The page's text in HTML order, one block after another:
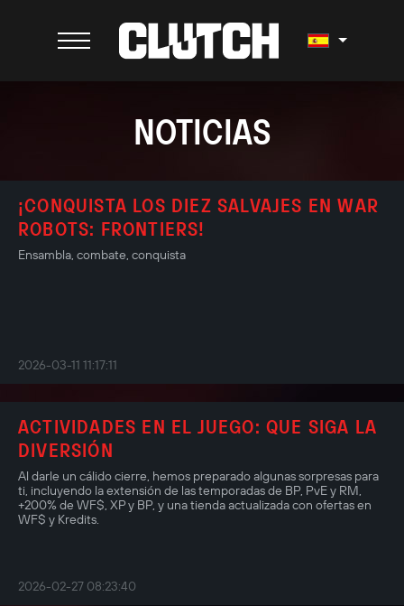
NOTICIAS
¡CONQUISTA LOS DIEZ SALVAJES EN WAR
ROBOTS: FRONTIERS!
Ensambla, combate, conquista
2026-03-11 11:17:11
ACTIVIDADES EN EL JUEGO: QUE SIGA LA
DIVERSIÓN
Al darle un cálido cierre, hemos preparado algunas sorpresas para
ti, incluyendo la extensión de las temporadas de BP, PvE y RM,
+200% de WF$, XP y BP, y una tienda actualizada con ofertas en
WF$ y Kredits.
2026-02-27 08:23:40